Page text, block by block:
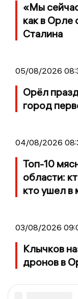
«Мы
как в
Сталина
05/08/2026
Орёл
город
04/08/2026
Топ-10
области:
кто ушел в
03/08/2026
Клычков
дронов в